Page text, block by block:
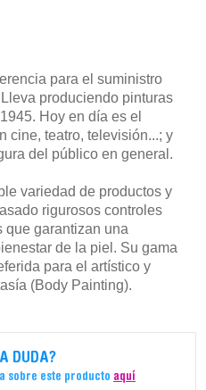
para el suministro
produciendo pinturas
Hoy en día es el
cine, teatro, televisión...; y
del público en general.
variedad de productos y
rigurosos controles
que garantizan una
de la piel. Su gama
para el artístico y
(Body Painting).
DUDA?
sobre este producto aquí